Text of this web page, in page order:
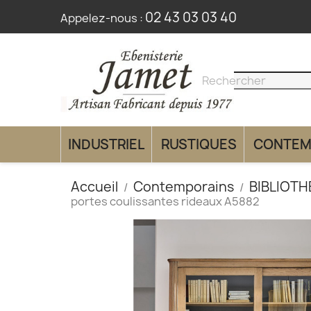
Appelez-nous : 02 43 03 03 40
clear
INDUSTRIEL RUSTIQUES
Accueil Contemporains
portes coulissantes rideaux A5882